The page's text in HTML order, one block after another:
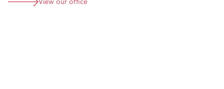
View our office